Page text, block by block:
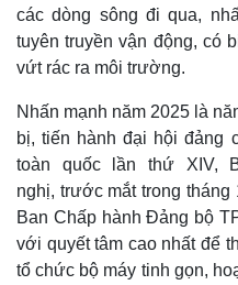
các dòng sông đi qua,
tuyên truyền vận động, có
vứt rác ra môi trường.
Nhấn mạnh năm 2025 là
bị, tiến hành đại hội đảng
toàn quốc lần thứ XIV,
nghị, trước mắt trong tháng
Ban Chấp hành Đảng bộ
với quyết tâm cao nhất để
tổ chức bộ máy tinh gọn,